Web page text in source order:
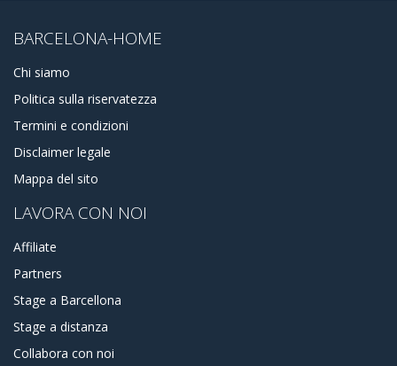
BARCELONA-HOME
Chi siamo
Politica sulla riservatezza
Termini e condizioni
Disclaimer legale
Mappa del sito
LAVORA CON NOI
Affiliate
Partners
Stage a Barcellona
Stage a distanza
Collabora con noi